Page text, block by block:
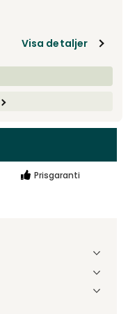
Visa detaljer
Prisgaranti
på din